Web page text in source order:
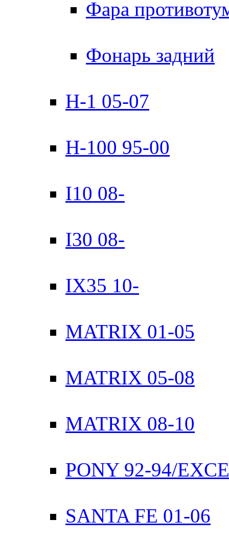
Фара
Фонарь задний
H-1 05-07
H-100 95-00
I10 08-
I30 08-
IХ35 10-
MATRIX 01-05
MATRIX 05-08
MATRIX 08-10
PONY 92-94/
SANTA FE 01-06